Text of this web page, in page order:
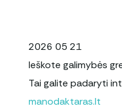
2026 05 21
Ieškote galimybės
Tai galite padaryti
manodaktaras.lt